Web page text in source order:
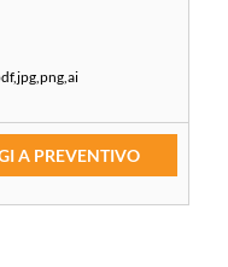
A PREVENTIVO